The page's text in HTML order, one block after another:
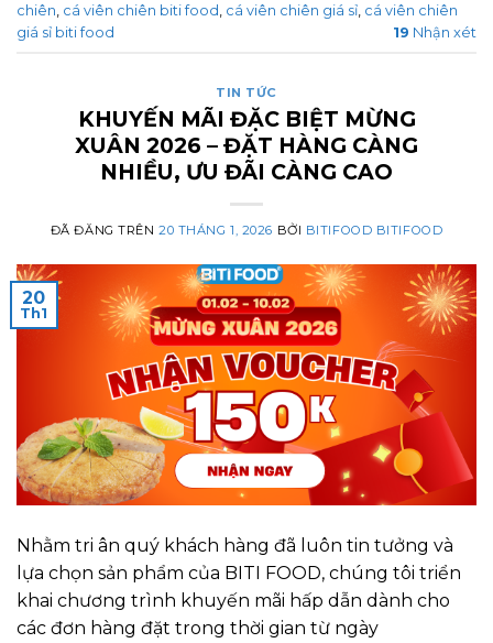
chiên cá viên chiên biti food cá viên chiên giá sỉ cá viên chiên
giá sỉ biti food
19 Nhận xét
TIN TỨC
KHUYẾN MÃI ĐẶC BIỆT MỪNG
XUÂN 2026 – ĐẶT HÀNG CÀNG
NHIỀU, ƯU ĐÃI CÀNG CAO
ĐÃ ĐĂNG TRÊN 20 THÁNG 1, 2026 BỞI BITIFOOD BITIFOOD
20
Th1
Nhằm tri ân quý khách hàng đã luôn tin tưởng và
lựa chọn sản phẩm của BITI FOOD, chúng tôi triển
khai chương trình khuyến mãi hấp dẫn dành cho
các đơn hàng đặt trong thời gian từ ngày